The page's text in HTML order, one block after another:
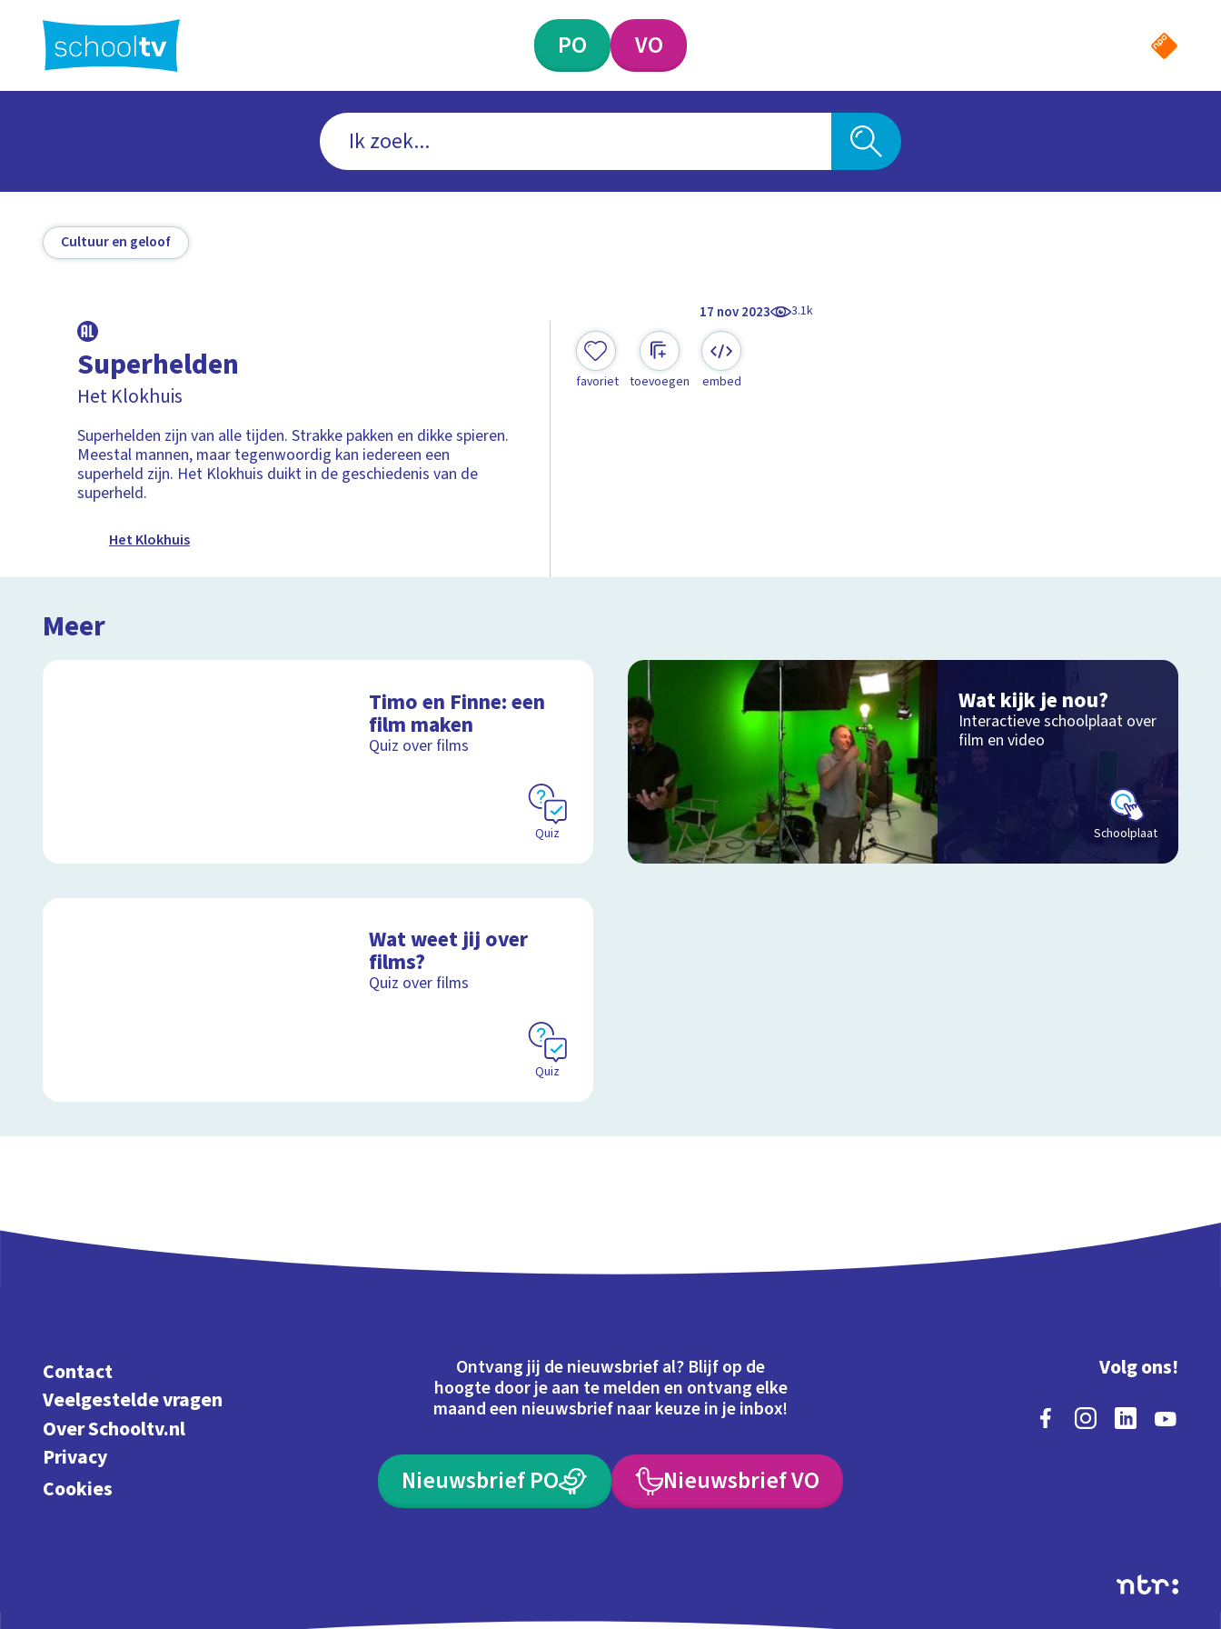
hoofdinhoud
PO VO
Cultuur en geloof
17 nov 2023 3.1k
Superhelden
Het Klokhuis
Superhelden zijn van alle tijden. Strakke pakken en dikke spieren.
Meestal mannen, maar tegenwoordig kan iedereen een
superheld zijn. Het Klokhuis duikt in de geschiedenis van de
superheld.
Het Klokhuis
favoriet toevoegen embed
Meer
Timo en Finne: een
film maken
Quiz over films
Quiz
Wat kijk je nou?
Interactieve schoolplaat over
film en video
Schoolplaat
Wat weet jij over
films?
Quiz over films
Quiz
Contact
Veelgestelde vragen
Over Schooltv.nl
Privacy
Cookies
Ontvang jij de nieuwsbrief al? Blijf op de
hoogte door je aan te melden en ontvang elke
maand een nieuwsbrief naar keuze in je inbox!
Nieuwsbrief PO Nieuwsbrief VO
Volg ons!